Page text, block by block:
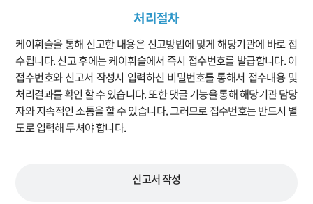
처리절차
케이휘슬을 통해 신고한 내용은 신고방법에 맞게 해당기관에 바로 접
수됩니다. 신고 후에는 케이휘슬에서 즉시 접수번호를 발급합니다. 이
접수번호와 신고서 작성시 입력하신 비밀번호를 통해서 접수내용 및
처리결과를 확인 할 수 있습니다. 또한 댓글 기능을 통해 해당기관 담당
자와 지속적인 소통을 할 수 있습니다. 그러므로 접수번호는 반드시 별
도로 입력해 두셔야 합니다.
신고서작성